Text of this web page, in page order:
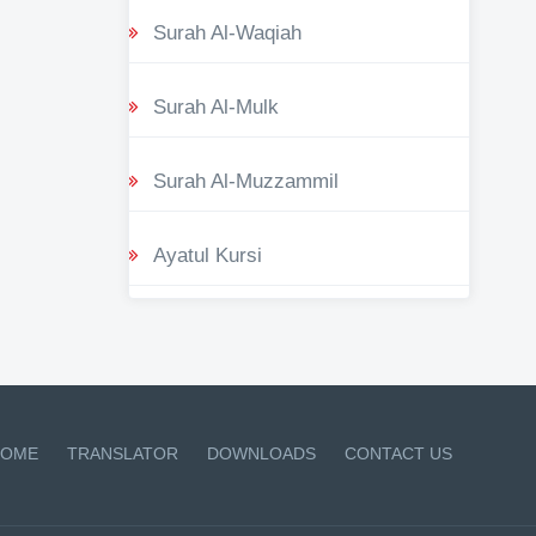
Surah Al-Waqiah
Surah Al-Mulk
Surah Al-Muzzammil
Ayatul Kursi
TRANSLATOR DOWNLOADS CONTACT US